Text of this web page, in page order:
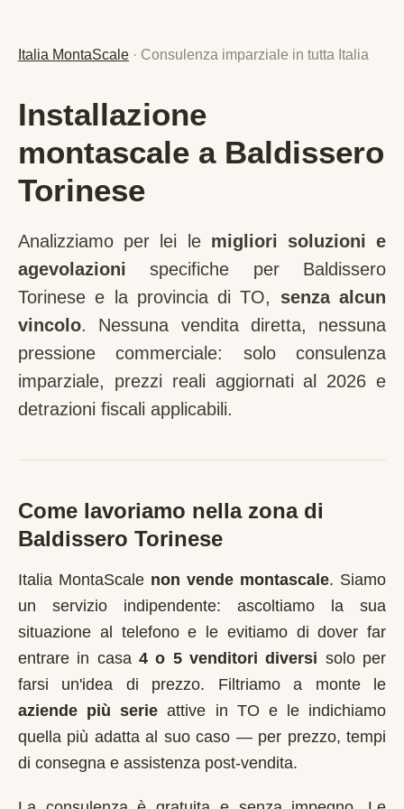
Italia MontaScale · Consulenza imparziale in tutta Italia
Installazione
montascale a Baldissero
Torinese
Analizziamo per lei le migliori soluzioni e
agevolazioni specifiche per Baldissero
Torinese e la provincia diTO, senza alcun
vincolo. Nessuna vendita diretta, nessuna
pressione commerciale: solo consulenza
imparziale, prezzi reali aggiornati al 2026 e
detrazioni fiscali applicabili.
Come lavoriamo nella zona di
Baldissero Torinese
Italia MontaScale non vende montascale. Siamo
un servizio indipendente: ascoltiamo la sua
situazione al telefono e le evitiamo di dover far
entrare in casa 4 o 5 venditori diversi solo per
farsi un'idea di prezzo. Filtriamo a monte le
aziende più serie attive in TO e le indichiamo
quella più adatta al suo caso — per prezzo, tempi
di consegna e assistenza post-vendita.